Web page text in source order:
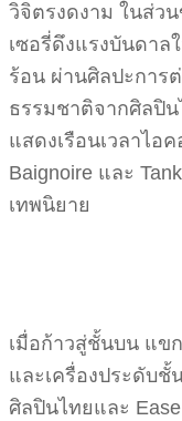
วิจิตรงดงาม ในส่ว
เซอรี่ดึงแรงบันดาล
ร้อน ผ่านศิลปะการ
ธรรมชาติจากศิลปิ
แสดงเรือนเวลาไอ
Baignoire และ
เทพนิยาย
เมื่อก้าวสู่ชั้นบน แข
และเครื่องประดับชั้
ศิลปินไทยและ